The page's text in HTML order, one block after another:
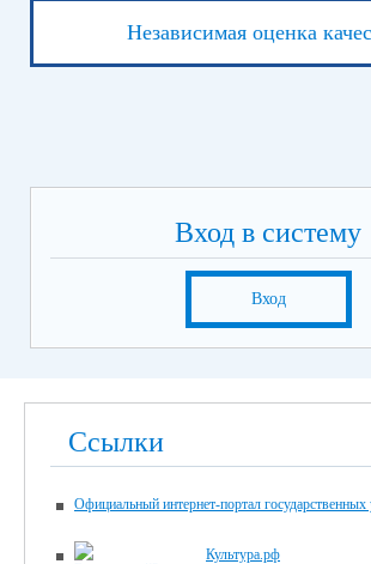
Независимая оценка
Вход в систему
Вход
Ссылки
Официальный интернет-портал государственных
Культура.рф